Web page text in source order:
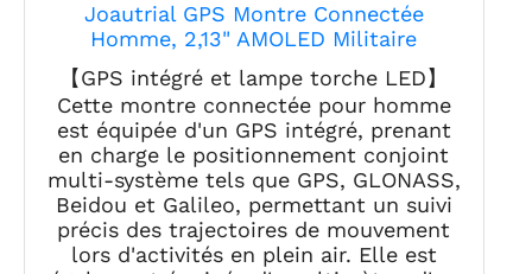
Joautrial GPS Montre Connectée
Homme, 2,13" AMOLED Militaire
Smartwatch avec Torche
LED/Boussole/100+ Modes
Sportifs/580mAh Batterie/Surveillance
Santé/Appels Bluetooth pour Android
iOS (Noir)
【GPS intégré et lampe torche LED】
Cette montre connectée pour homme
est équipée d'un GPS intégré, prenant
en charge le positionnement conjoint
multi-système tels que GPS, GLONASS,
Beidou et Galileo, permettant un suivi
précis des trajectoires de mouvement
lors d'activités en plein air. Elle est